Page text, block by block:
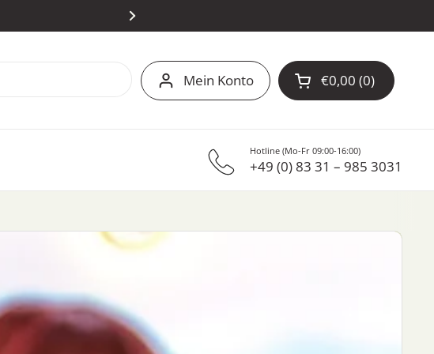
Mein Konto Warenkorb öffnen
€0,00 0
Hotline (Mo-Fr 09:00-16:00)
+49 (0) 83 31 – 985 3031